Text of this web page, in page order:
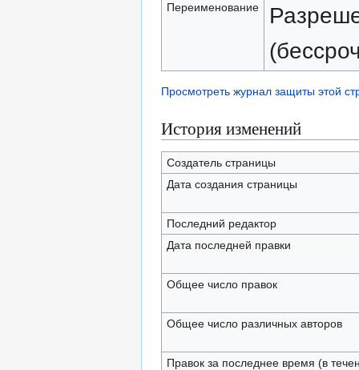
Переименование
Просмотреть журнал защиты этой
История изменений
Создатель страницы
Дата создания страницы
Последний редактор
Дата последней правки
Общее число правок
Общее число различных авторов
Правок за последнее время (в